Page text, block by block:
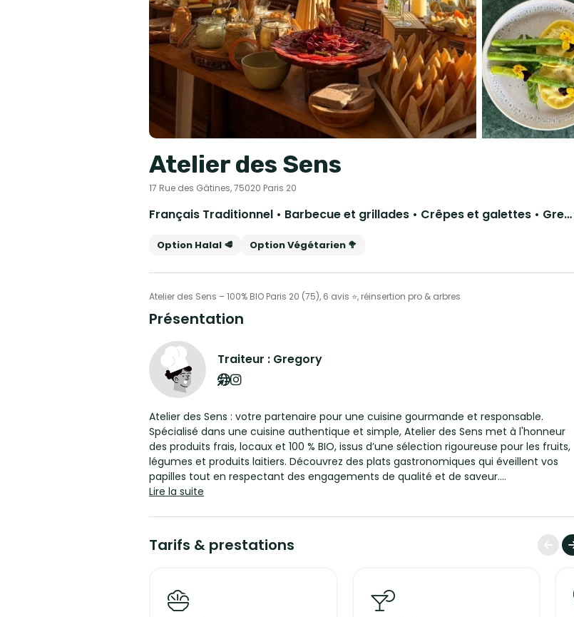
Atelier des Sens
17 Rue des Gâtines, 75020 Paris 20
Français Traditionnel • Barbecue et grillades • Crêpes et galettes • Grec • Italien • Japonais
Option Halal 🥩 Option Végétarien 🥦
Atelier des Sens – 100% BIO Paris 20 (75), 6 avis ⭐, réinsertion pro & arbres
Présentation
Traiteur : Gregory
Atelier des Sens : votre partenaire pour une cuisine gourmande et responsable.
Spécialisé dans une cuisine authentique et simple, Atelier des Sens met à l'honneur
des produits frais, locaux et 100 % BIO, issus d’une sélection rigoureuse pour les fruits,
légumes et produits laitiers. Découvrez des plats gastronomiques qui éveillent vos
papilles tout en respectant des engagements de qualité et de saveur.
engagement inclut une politique stricte de tri des déchets et de lutte contre le
gaspillage, un programme social de réinsertion professionnelle dans notre
ainsi qu’une démarche environnementale ambitieuse à travers la réimplantation
Nous proposons une expérience culinaire sur-mesure pour tous vos événements :
réceptions, anniversaires, mariages ou événements d’entreprise. Cocktails, repas
Lire la suite
Tarifs & prestations